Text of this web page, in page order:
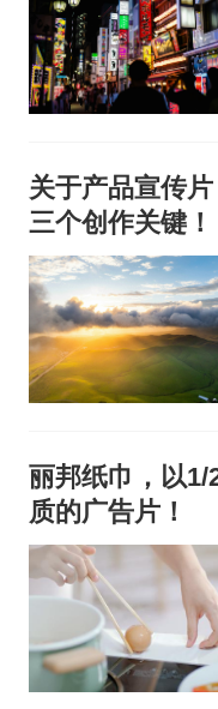
关于产品宣传
三个创作关键！
丽邦纸巾，以1/
质的广告片！